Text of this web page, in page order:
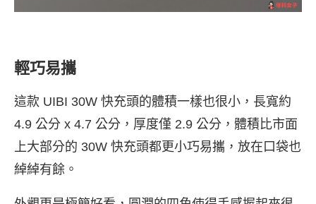
輕巧易攜
這款 UIBI 30W 快充頭的體積一樣也很小，長寬約
4.9 公分 x 4.7 公分，厚度僅 2.9 公分，體積比市面
上大部分的 30W 快充頭都更小巧易攜，放在口袋也
綽綽有餘。